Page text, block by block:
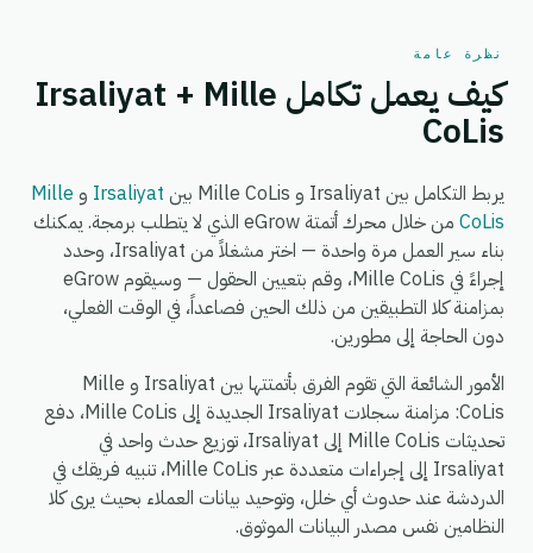
نظرة عامة
كيف يعمل تكامل Irsaliyat + Mille
CoLis
يربط التكامل بين Irsaliyat و Mille CoLis بين Irsaliyat و Mille
CoLis
من خلال محرك أتمتة eGrow الذي لا يتطلب برمجة. يمكنك
بناء سير العمل مرة واحدة — اختر مشغلاً من Irsaliyat، وحدد
إجراءً في Mille CoLis، وقم بتعيين الحقول — وسيقوم eGrow
بمزامنة كلا التطبيقين من ذلك الحين فصاعداً، في الوقت الفعلي،
دون الحاجة إلى مطورين.
الأمور الشائعة التي تقوم الفرق بأتمتتها بين Irsaliyat و Mille
CoLis: مزامنة سجلات Irsaliyat الجديدة إلى Mille CoLis، دفع
تحديثات Mille CoLis إلى Irsaliyat، توزيع حدث واحد في
Irsaliyat إلى إجراءات متعددة عبر Mille CoLis، تنبيه فريقك في
الدردشة عند حدوث أي خلل، وتوحيد بيانات العملاء بحيث يرى كلا
النظامين نفس مصدر البيانات الموثوق.